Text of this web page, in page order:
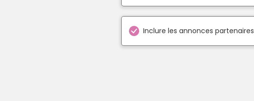
Inclure les annonces partenaires